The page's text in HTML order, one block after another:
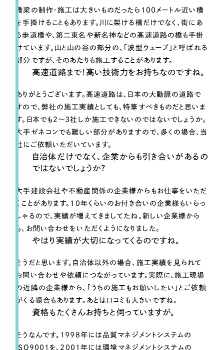
橋梁の制作・施工は大きいものだったら100メートル近い橋
を手掛けることもあります。川に架ける橋だけでなく、街にあ
る歩道橋や、第二東名や新名神などの高速道路の橋も手掛
けています。山と山の谷の部分の、「波型ウェーブ」と呼ばれる
部分ですが、そのあたりも施工することがあります。
高速道路まで！高い技術力をお持ちなのですね。
ありがとうございます。高速道路は、日本の大動脈の道路で
すので、弊社の施工実績としても、特筆すべきものだと思いま
す。日本でも2～3社しか施工できないのではないでしょうか。
大手ゼネコンでも難しい部分がありますので、多くの場合、当
社にご依頼いただいています。
自治体だけでなく、企業からも引き合いがあるの
ではないでしょうか？
大手建設会社や不動産関係の企業様からもお仕事をいただ
くことがあります。10年くらいのお付き合いの企業様もいらっ
しゃるので、実績が増えてきましてたね。新しい企業様から
も、お問い合わせをいただくようになりました。
やはり実績が大切になってくるのですね。
そうだと思います。自治体以外の場合、施工実績を見られて
お問い合わせや依頼につながっています。実際に、施工現場
の近隣の企業様から、「うちの施工もお願いしたい」とご依頼
がくる場合もあります。あとは口コミも大きいですね。
資格もたくさんお持ちと伺っていますが。
そうなんです。1998年には品質マネジメントシステムの
ISO9001を、2001年には環境マネジメントシステムの